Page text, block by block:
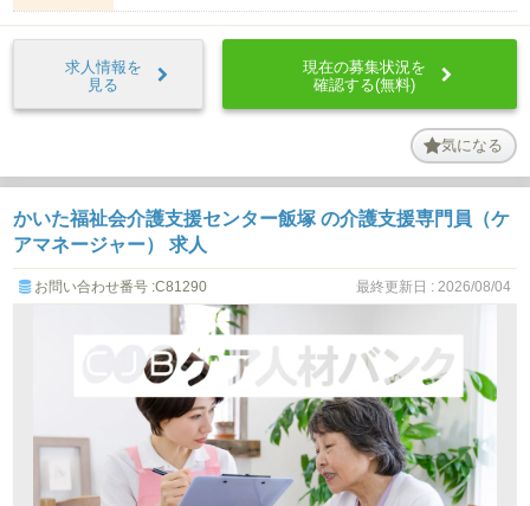
求人情報を
見る
現在の募集状況を
確認する(無料)
気になる
かいた福祉会介護支援センター飯塚 の介護支援専門員（ケ
アマネージャー） 求人
お問い合わせ番号 :C81290 最終更新日 : 2026/08/04